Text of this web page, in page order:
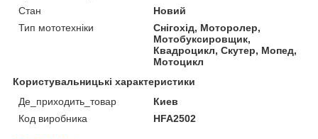
Стан
Новий
Тип мототехніки
Снігохід, Моторолер,
Мотобуксировщик,
Квадроцикл, Скутер, Мопед,
Мотоцикл
Користувальницькі характеристики
Де_приходить_товар
Киев
Код виробника
HFA2502